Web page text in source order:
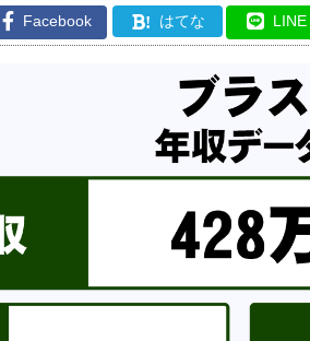
Facebook ! はてな LINE